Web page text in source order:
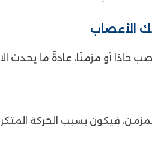
الأعصاب
أو مزمنًا، عادةً ما يحدث
فيكون بسبب الحركة